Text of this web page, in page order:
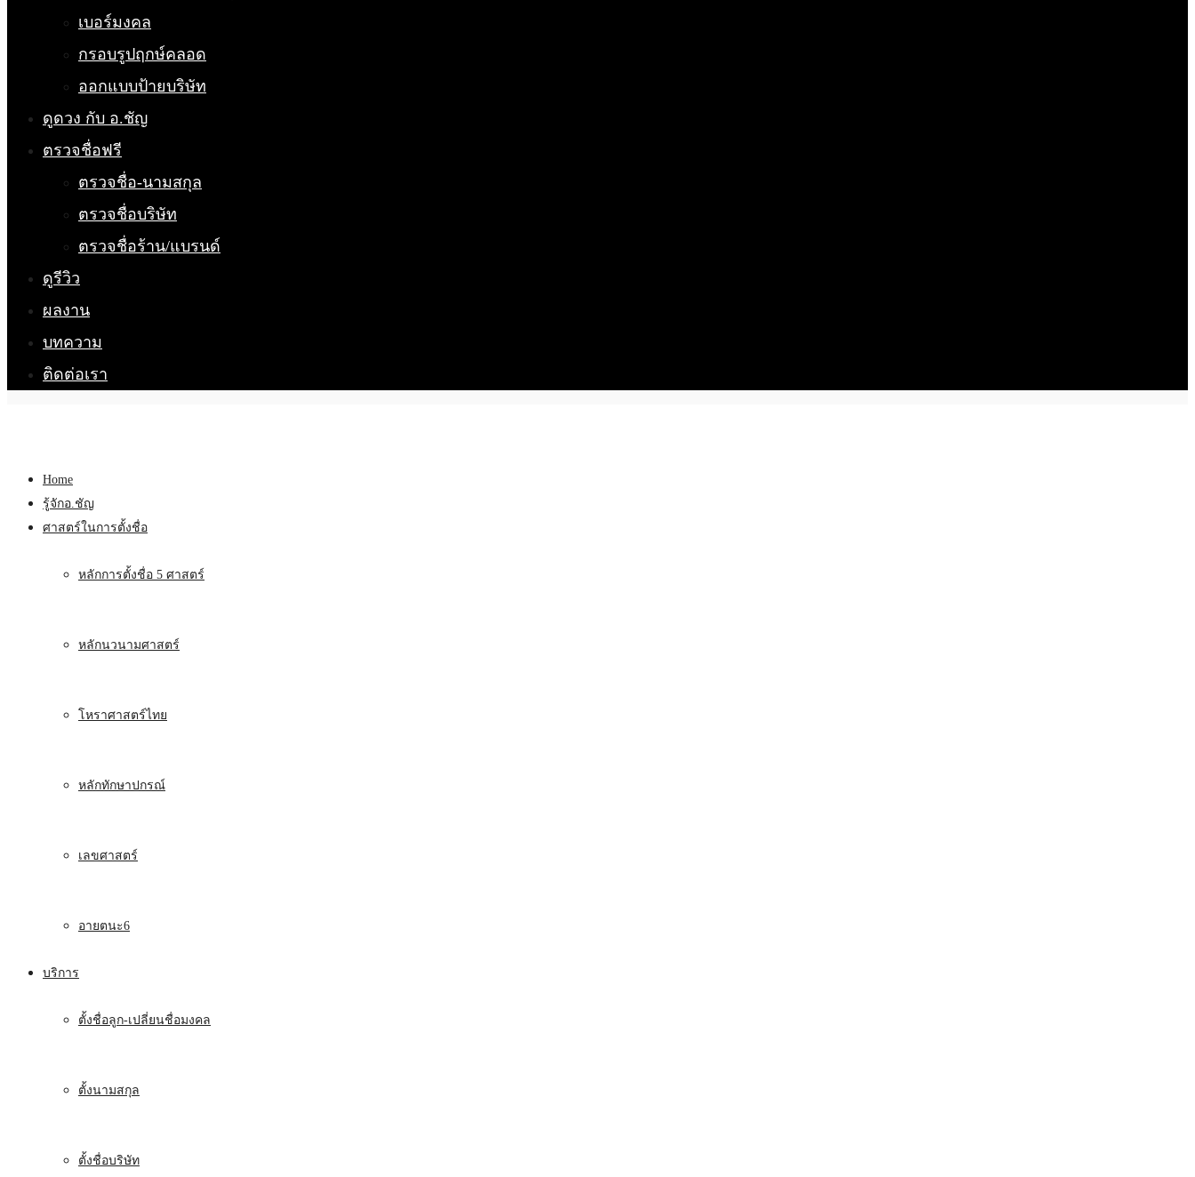
เบอร์มงคล
กรอบรูปฤกษ์คลอด
ออกแบบป้ายบริษัท
ดูดวง กับ อ.ชัญ
ตรวจชื่อฟรี
ตรวจชื่อ-นามสกุล
ตรวจชื่อบริษัท
ตรวจชื่อร้าน/แบรนด์
ดูรีวิว
ผลงาน
บทความ
ติดต่อเรา
Home
รู้จักอ.ชัญ
ศาสตร์ในการตั้งชื่อ
หลักการตั้งชื่อ 5 ศาสตร์
หลักนวนามศาสตร์
โหราศาสตร์ไทย
หลักทักษาปกรณ์
เลขศาสตร์
อายตนะ6
บริการ
ตั้งชื่อลูก-เปลี่ยนชื่อมงคล
ตั้งนามสกุล
ตั้งชื่อบริษัท